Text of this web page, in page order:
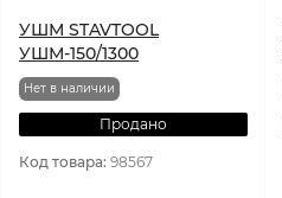
УШМ STAVTOOL
УШМ-150/1300
Нет в наличии
Продано
Код товара: 98567